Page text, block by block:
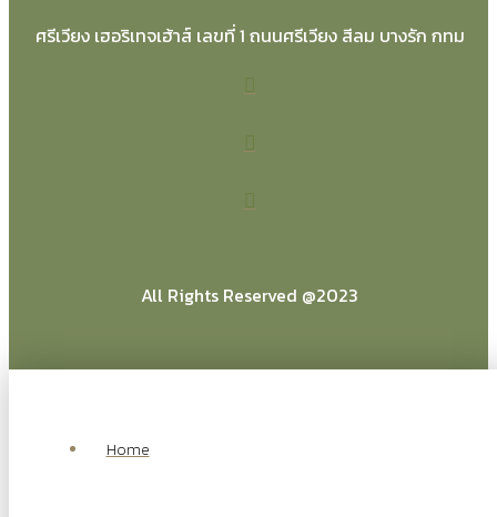
ศรีเวียง เฮอริเทจเฮ้าส์ เลขที่ 1 ถนนศรีเวียง สีลม บางรัก กทม
All Rights Reserved @2023
Home